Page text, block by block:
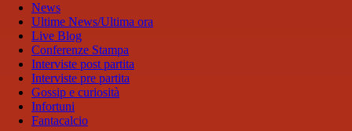
News
Ultime News/Ultima ora
Live Blog
Conferenze Stampa
Interviste post partita
Interviste pre partita
Gossip e curiosità
Infortuni
Fantacalcio